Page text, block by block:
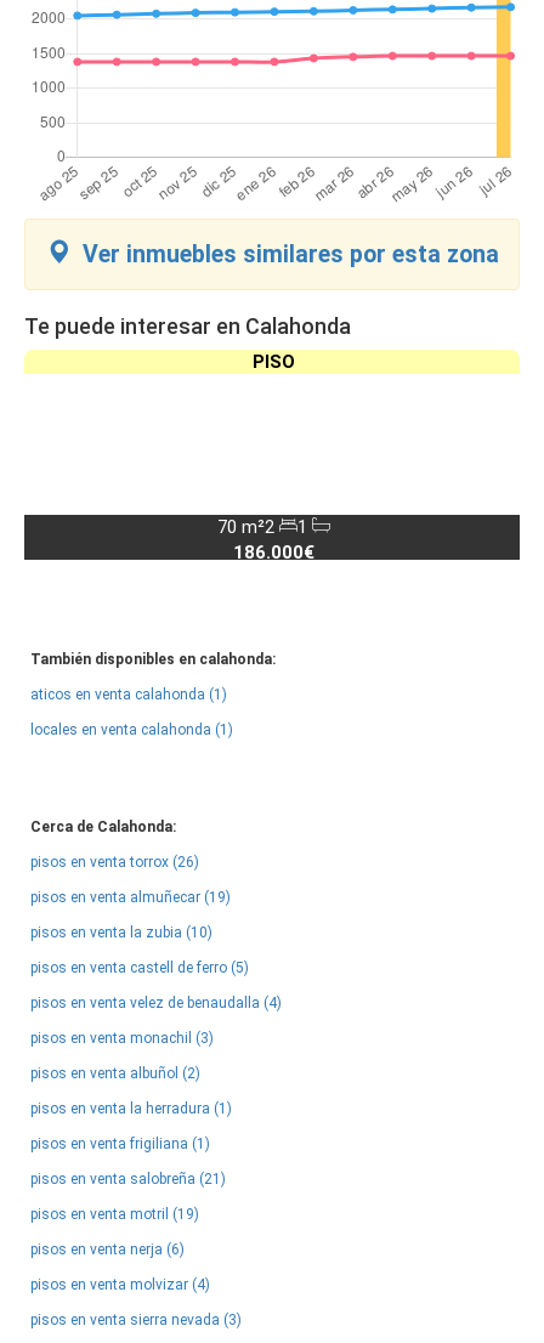
Ver inmuebles similares por esta zona
Te puede interesar en Calahonda
PISO
70 m²2
1
186.000€
También disponibles en calahonda:
aticos en venta calahonda (1)
locales en venta calahonda (1)
Cerca de Calahonda:
pisos en venta torrox (26)
pisos en venta almuñecar (19)
pisos en venta la zubia (10)
pisos en venta castell de ferro (5)
pisos en venta velez de benaudalla (4)
pisos en venta monachil (3)
pisos en venta albuñol (2)
pisos en venta la herradura (1)
pisos en venta frigiliana (1)
pisos en venta salobreña (21)
pisos en venta motril (19)
pisos en venta nerja (6)
pisos en venta molvizar (4)
pisos en venta sierra nevada (3)